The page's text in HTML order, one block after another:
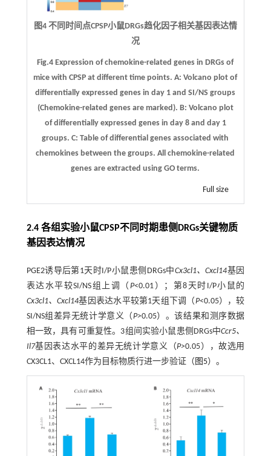
图4 不同时间点CPSP小鼠DRGs趋化因子相关基因表达情
况
Fig.4 Expression of chemokine-related genes in DRGs of
mice with CPSP at different time points.A: Volcano plot of
differentially expressed genes in day 1 and SI/NS groups
(Chemokine-related genes are marked). B: Volcano plot
of differentially expressed genes in day 8 and day 1
groups.C: Table of differential genes associated with
chemokines between the groups. All chemokine-related
genes are extracted using GO terms.
Full size
2.4 各组实验小鼠CPSP不同时期患侧DRGs关键物质
基因表达情况
PGE2诱导后第1天时I/P小鼠患侧DRGs中Cx3cl1、Cxcl14基因
表达水平较SI/NS组上调（ P<0.01）；第8天时I/P小鼠的
Cx3cl1、Cxcl14基因表达水平较第1天组下调（P<0.05），较
SI/NS组差异无统计学意义（P>0.05）。该结果和测序数据
相一致，具有可重复性。3组间实验小鼠患侧DRGs中Ccr5、
Il7基因表达水平的差异无统计学意义（P>0.05），故选用
CX3CL1、CXCL14作为目标物质行进一步验证（ 图5）。